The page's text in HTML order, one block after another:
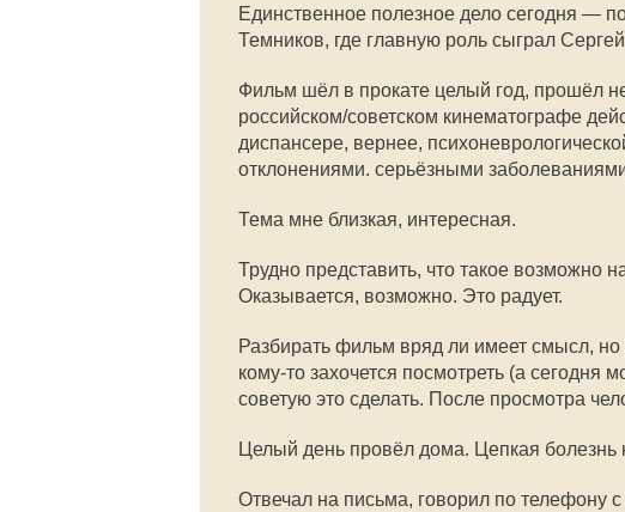
Единственное полезное дело сегодня —
Темников, где главную роль сыграл
Фильм шёл в прокате целый год, прошёл
российском/советском кинематографе
диспансере, вернее,
отклонениями. серьёзными
Тема мне близкая, интересная.
Трудно представить, что такое возможно
Оказывается, возможно. Это радует.
Разбирать фильм вряд ли имеет смысл,
кому-то захочется посмотреть (а
советую это сделать. После просмотра
Целый день провёл дома. Цепкая болезнь
Отвечал на письма, говорил по телефону